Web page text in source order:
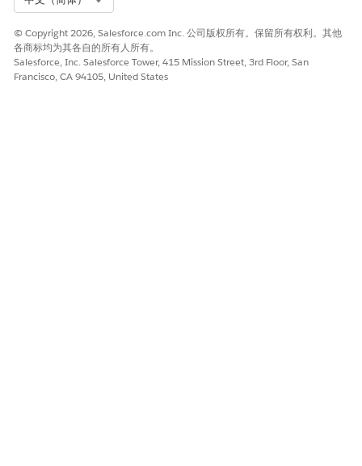
© Copyright 2026, Salesforce.com Inc. 公司版权所有。保留所有权利。其他
各商标均为其各自的所有人所有。
Salesforce, Inc. Salesforce Tower, 415 Mission Street, 3rd Floor, San
Francisco, CA 94105, United States